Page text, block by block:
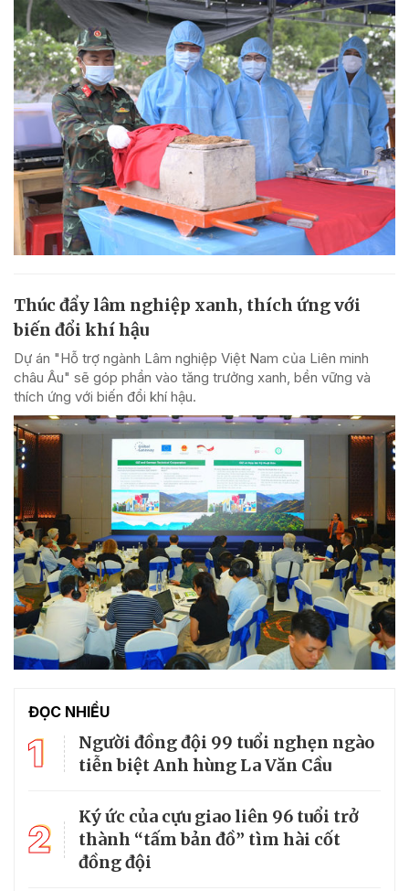
Thúc đẩy lâm nghiệp xanh, thích ứng với
biến đổi khí hậu
Dự án "Hỗ trợ ngành Lâm nghiệp Việt Nam của Liên minh
châu Âu" sẽ góp phần vào tăng trưởng xanh, bền vững và
thích ứng với biến đổi khí hậu.
ĐỌC NHIỀU
1
Người đồng đội 99 tuổi nghẹn ngào
tiễn biệt Anh hùng La Văn Cầu
2
Ký ức của cựu giao liên 96 tuổi trở
thành “tấm bản đồ” tìm hài cốt
đồng đội